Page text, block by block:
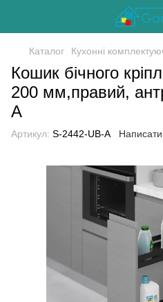
Каталог Кухонні
Кошик бічного
200 мм,правий,
А
Артикул: S-2442-UB-А Написати